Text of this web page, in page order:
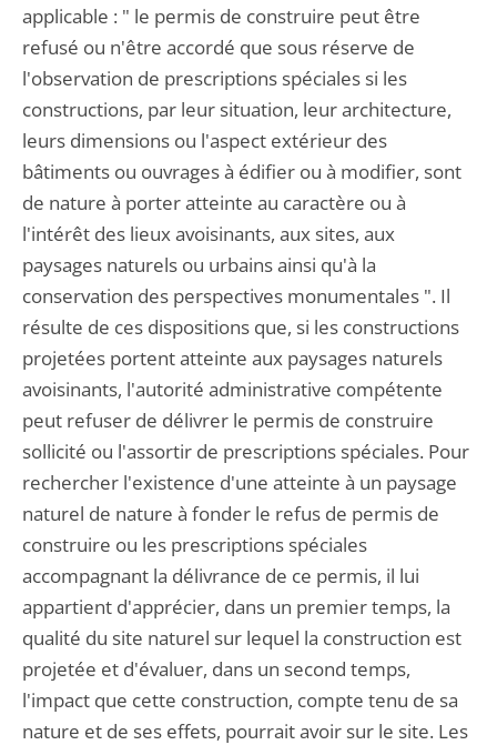
applicable : " le permis de construire peut être
refusé ou n'être accordé que sous réserve de
l'observation de prescriptions spéciales si les
constructions, par leur situation, leur architecture,
leurs dimensions ou l'aspect extérieur des
bâtiments ou ouvrages à édifier ou à modifier, sont
de nature à porter atteinte au caractère ou à
l'intérêt des lieux avoisinants, aux sites, aux
paysages naturels ou urbains ainsi qu'à la
conservation des perspectives monumentales ". Il
résulte de ces dispositions que, si les constructions
projetées portent atteinte aux paysages naturels
avoisinants, l'autorité administrative compétente
peut refuser de délivrer le permis de construire
sollicité ou l'assortir de prescriptions spéciales. Pour
rechercher l'existence d'une atteinte à un paysage
naturel de nature à fonder le refus de permis de
construire ou les prescriptions spéciales
accompagnant la délivrance de ce permis, il lui
appartient d'apprécier, dans un premier temps, la
qualité du site naturel sur lequel la construction est
projetée et d'évaluer, dans un second temps,
l'impact que cette construction, compte tenu de sa
nature et de ses effets, pourrait avoir sur le site. Les